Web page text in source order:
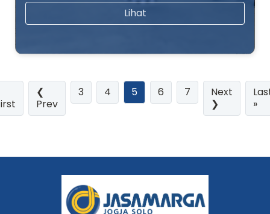
Lihat
❮
Prev
3 4 5(current)
6 7
Next
❯
»